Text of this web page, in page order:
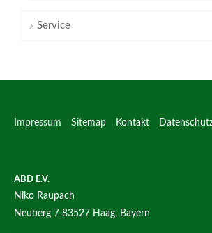
Service
Impressum Sitemap Kontakt
ABD E.V.
Niko Raupach
Neuberg 7 83527 Haag, Bayern